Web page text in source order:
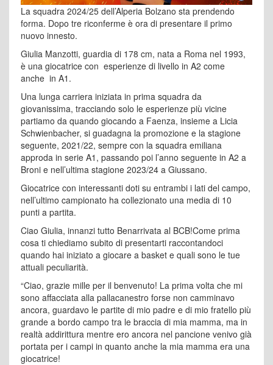
La squadra 2024/25 dell’Alperia Bolzano sta prendendo
forma. Dopo tre riconferme è ora di presentare il primo
nuovo innesto.
Giulia Manzotti, guardia di 178 cm, nata a Roma nel 1993,
è una giocatrice con esperienze di livello in A2 come
anche in A1.
Una lunga carriera iniziata in prima squadra da
giovanissima, tracciando solo le esperienze più vicine
partiamo da quando giocando a Faenza, insieme a Licia
Schwienbacher, si guadagna la promozione e la stagione
seguente, 2021/22, sempre con la squadra emiliana
approda in serie A1, passando poi l’anno seguente in A2 a
Broni e nell’ultima stagione 2023/24 a Giussano.
Giocatrice con interessanti doti su entrambi i lati del campo,
nell’ultimo campionato ha collezionato una media di 10
punti a partita.
Ciao Giulia, innanzi tutto Benarrivata al BCB!Come prima
cosa ti chiediamo subito di presentarti raccontandoci
quando hai iniziato a giocare a basket e quali sono le tue
attuali peculiarità.
“Ciao, grazie mille per il benvenuto! La prima volta che mi
sono affacciata alla pallacanestro forse non camminavo
ancora, guardavo le partite di mio padre e di mio fratello più
grande a bordo campo tra le braccia di mia mamma, ma in
realtà addirittura mentre ero ancora nel pancione venivo già
portata per i campi in quanto anche la mia mamma era una
giocatrice!